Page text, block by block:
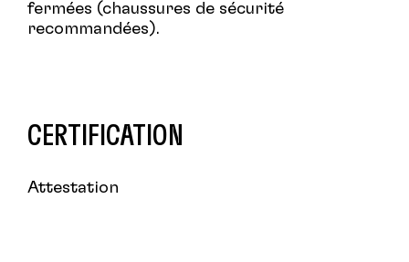
fermées (chaussures de sécurité
recommandées).
CERTIFICATION
Attestation